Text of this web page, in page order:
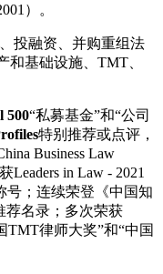
）。
投融资、并购重组法
和基础设施、TMT、
500“私募基金”和“公司
特别推荐或点评，
Business Law
Leaders in Law - 2021
号；连续荣登《中国知
荐名录；多次荣获
TMT律师大奖”和“中国